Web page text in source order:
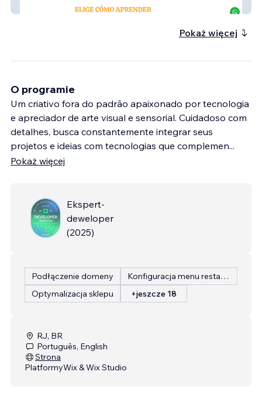
Pokaż więcej
O programie
Um criativo fora do padrão apaixonado por tecnologia
e apreciador de arte visual e sensorial. Cuidadoso com
detalhes, busca constantemente integrar seus
projetos e ideias com tecnologias que complemen...
Pokaż więcej
Ekspert-
deweloper
(2025)
Podłączenie domeny
Konfiguracja menu restauracji
Optymalizacja sklepu
+jeszcze 18
RJ, BR
Português, English
Strona
PlatformyWix & Wix Studio